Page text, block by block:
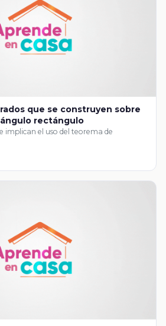
que se construyen sobre
rectángulo
implican el uso del teorema de